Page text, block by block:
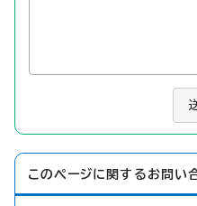
このページに関する お問い